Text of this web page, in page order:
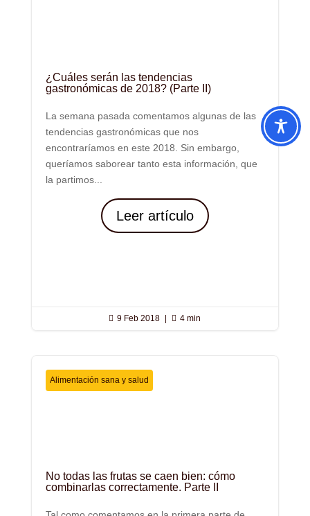
¿Cuáles serán las tendencias
gastronómicas de 2018? (Parte II)
La semana pasada comentamos algunas de las
tendencias gastronómicas que nos
encontraríamos en este 2018. Sin embargo,
queríamos saborear tanto esta información, que
la partimos...
Leer artículo
 9 Feb 2018  4 min
Alimentación sana y salud
No todas las frutas se caen bien: cómo
combinarlas correctamente. Parte II